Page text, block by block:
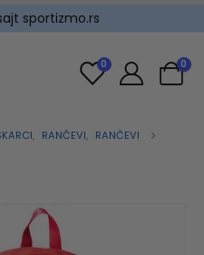
sportizmo.rs
0 0
, RANČEVI, RANČEVI